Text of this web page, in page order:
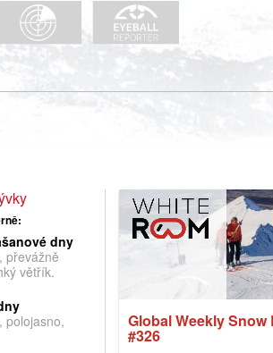
dny
převážně
větřík.
polojasno,
Global Weekly
#326